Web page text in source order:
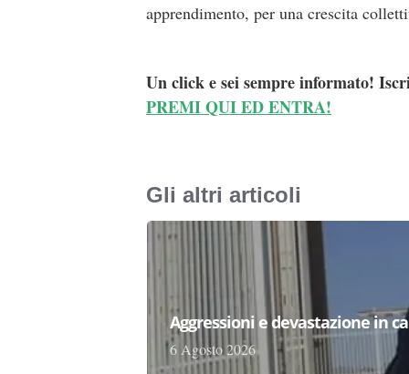
apprendimento, per una crescita
Un click e sei sempre informato!
PREMI QUI ED ENTRA!
Gli altri articoli
Aggressioni e devastazione in
6 Agosto 2026